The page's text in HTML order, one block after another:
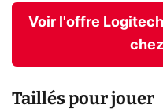
Voir l'offre
Taillés pour jouer